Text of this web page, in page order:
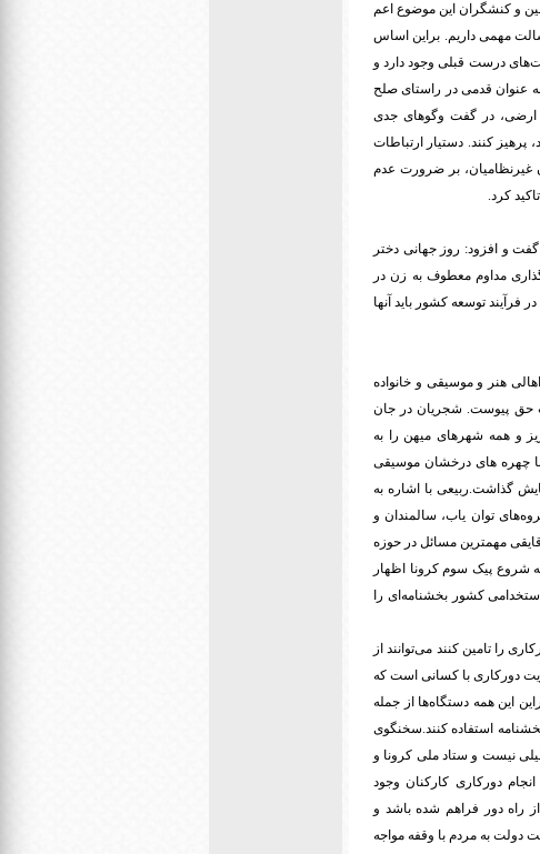
و کنشگران این موضوع اعم
مهمی داریم. براین اساس
درست قبلی وجود دارد و
عنوان قدمی در راستای صلح
ارضی، در گفت وگوهای جدی
کنند. دستیار ارتباطات
بر ضرورت عدم
کرد.
و افزود: روز جهانی دختر
مداوم معطوف به زن در
توسعه کشور باید آنها
هنر و موسیقی و خانواده
حق پیوست. شجریان در جان
و همه شهرهای میهن را به
با چهره های درخشان موسیقی
گذاشت.ربیعی با اشاره به
توان یاب، سالمندان و
مهمترین مسائل در حوزه
شروع پیک سوم کرونا اظهار
کشور بخشنامه‌ای را
را تامین کنند می‌توانند از
دورکاری با کسانی است که
این همه دستگاه‌ها از جمله
استفاده کنند.سخنگوی
نیست و ستاد ملی کرونا و
دورکاری کارکنان وجود
راه دور فراهم شده باشد و
دولت به مردم با وقفه مواجه